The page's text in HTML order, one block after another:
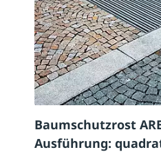
Baumschutzrost
Ausführung: